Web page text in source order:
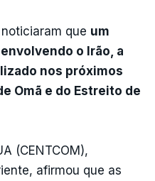
noticiaram que um
o Irão, a
nos próximos
Omã e do Estreito de
(CENTCOM),
afirmou que as